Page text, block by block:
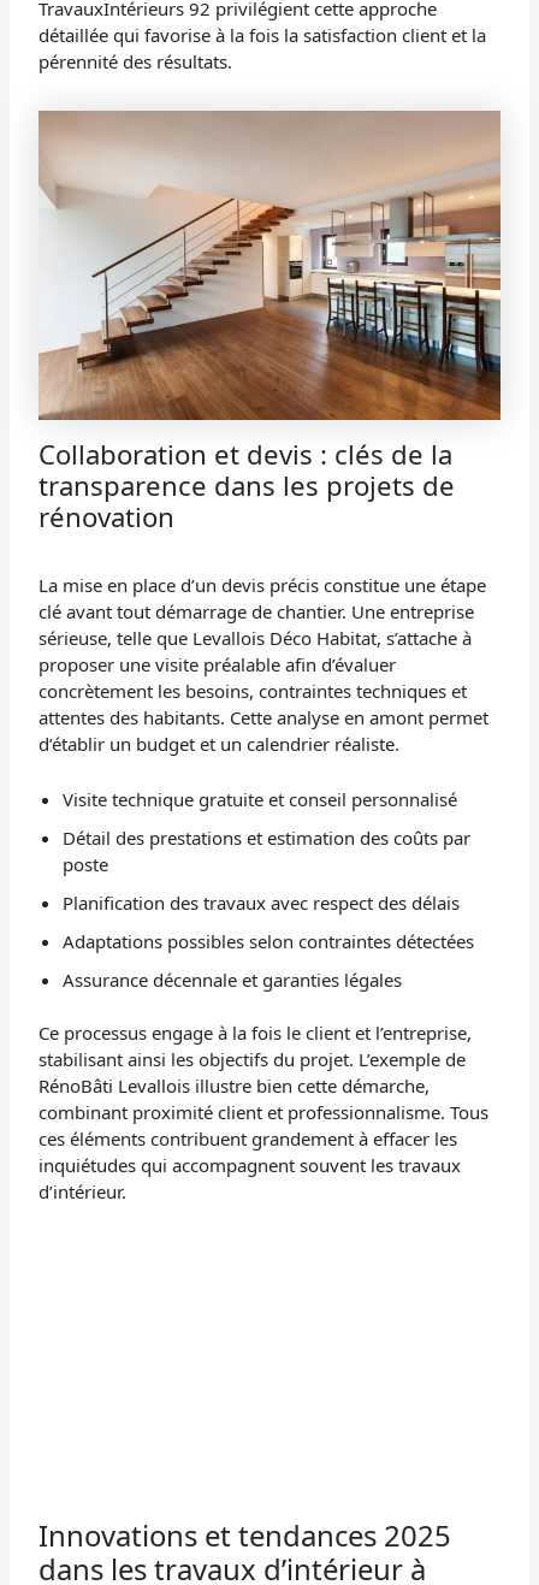
TravauxIntérieurs 92 privilégient cette approche
détaillée qui favorise à la fois la satisfaction client et la
pérennité des résultats.
Collaboration et devis : clés de la
transparence dans les projets de
rénovation
La mise en place d’un devis précis constitue une étape
clé avant tout démarrage de chantier. Une entreprise
sérieuse, telle que Levallois Déco Habitat, s’attache à
proposer une visite préalable afin d’évaluer
concrètement les besoins, contraintes techniques et
attentes des habitants. Cette analyse en amont permet
d’établir un budget et un calendrier réaliste.
Visite technique gratuite et conseil personnalisé
Détail des prestations et estimation des coûts par
poste
Planification des travaux avec respect des délais
Adaptations possibles selon contraintes détectées
Assurance décennale et garanties légales
Ce processus engage à la fois le client et l’entreprise,
stabilisant ainsi les objectifs du projet. L’exemple de
RénoBâti Levallois illustre bien cette démarche,
combinant proximité client et professionnalisme. Tous
ces éléments contribuent grandement à effacer les
inquiétudes qui accompagnent souvent les travaux
d’intérieur.
Innovations et tendances 2025
dans les travaux d’intérieur à